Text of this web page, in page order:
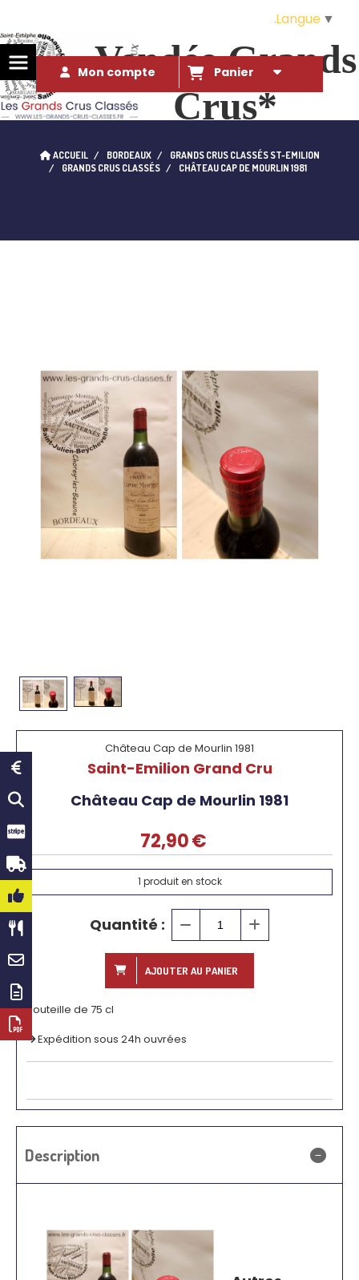
Vendée Grands
Crus*
qui l'eût cru...
Mon compte Panier
ACCUEIL BORDEAUX
GRANDS CRUS CLASSÉS ST-EMILION
GRANDS CRUS CLASSÉS
CHÂTEAU CAP DE MOURLIN 1981
Château Cap de Mourlin 1981
Saint-Emilion Grand Cru
Château Cap de Mourlin 1981
72,90€
1 produit en stock
Quantité :
AJOUTER AU PANIER
Bouteille de 75 cl
Expédition sous 24h ouvrées
Description
Langue ▼